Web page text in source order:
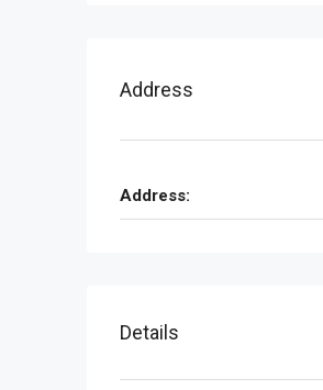
Address
Address:
Details